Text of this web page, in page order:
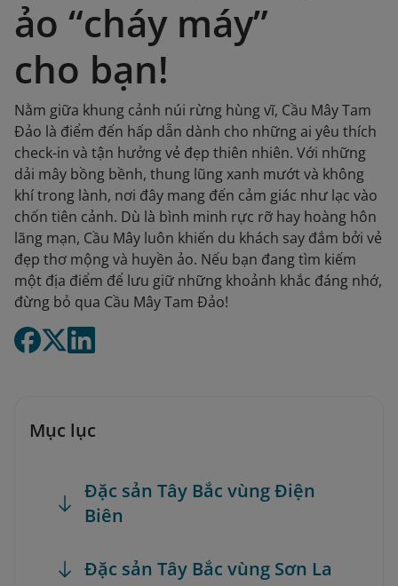
ảo “cháy máy”
cho bạn!
Nằm giữa khung cảnh núi rừng hùng vĩ, Cầu Mây Tam
Đảo là điểm đến hấp dẫn dành cho những ai yêu thích
check-in và tận hưởng vẻ đẹp thiên nhiên. Với những
dải mây bồng bềnh, thung lũng xanh mướt và không
khí trong lành, nơi đây mang đến cảm giác như lạc vào
chốn tiên cảnh. Dù là bình minh rực rỡ hay hoàng hôn
lãng mạn, Cầu Mây luôn khiến du khách say đắm bởi vẻ
đẹp thơ mộng và huyền ảo. Nếu bạn đang tìm kiếm
một địa điểm để lưu giữ những khoảnh khắc đáng nhớ,
đừng bỏ qua Cầu Mây Tam Đảo!
Mục lục
Đặc sản Tây Bắc vùng Điện
Biên
Đặc sản Tây Bắc vùng Sơn La